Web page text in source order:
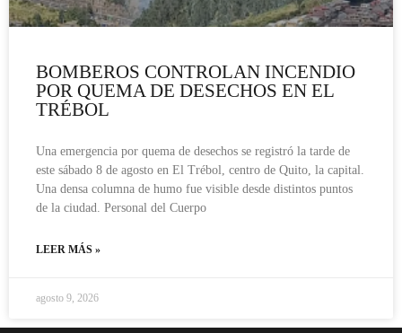
BOMBEROS CONTROLAN INCENDIO
POR QUEMA DE DESECHOS EN EL
TRÉBOL
Una emergencia por quema de desechos se registró la tarde de
este sábado 8 de agosto en El Trébol, centro de Quito, la capital.
Una densa columna de humo fue visible desde distintos puntos
de la ciudad. Personal del Cuerpo
LEER MÁS »
agosto 9, 2026